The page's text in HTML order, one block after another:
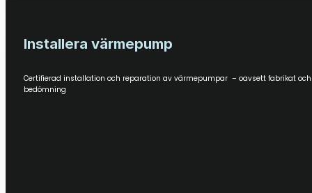
Installera värmepump
Certifierad installation och reparation av värmepumpar – oavsett fabrikat
bedömning